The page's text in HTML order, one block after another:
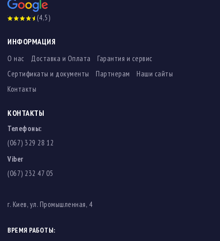
(4,5)
ИНФОРМАЦИЯ
О нас Доставка и Оплата
Гарантия и сервис
Сертификаты и документы
Партнерам
Наши сайты
Контакты
КОНТАКТЫ
Телефоны:
(067) 329 28 12
Viber
(067) 232 47 05
г. Киев, ул. Промышленная, 4
ВРЕМЯ РАБОТЫ: